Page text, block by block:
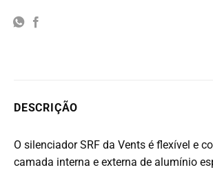
DESCRIÇÃO
O silenciador SRF da Vents é flexível e
camada interna e externa de alumínio